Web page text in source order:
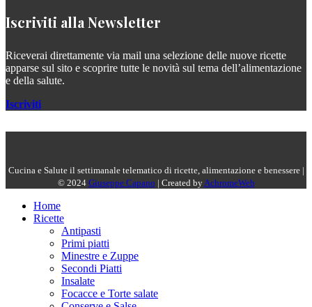
Iscriviti alla Newsletter
Riceverai direttamente via mail una selezione delle nuove ricette
apparse sul sito e scoprire tutte le novità sul tema dell’alimentazione
e della salute.
Iscriviti
Cucina e Salute il settimanale telematico di ricette, alimentazione e benessere |
© 2024 Giuseppe Capano | Created byAchromeWeb
Home
Ricette
Antipasti
Primi piatti
Minestre e Zuppe
Secondi Piatti
Insalate
Focacce e Torte salate